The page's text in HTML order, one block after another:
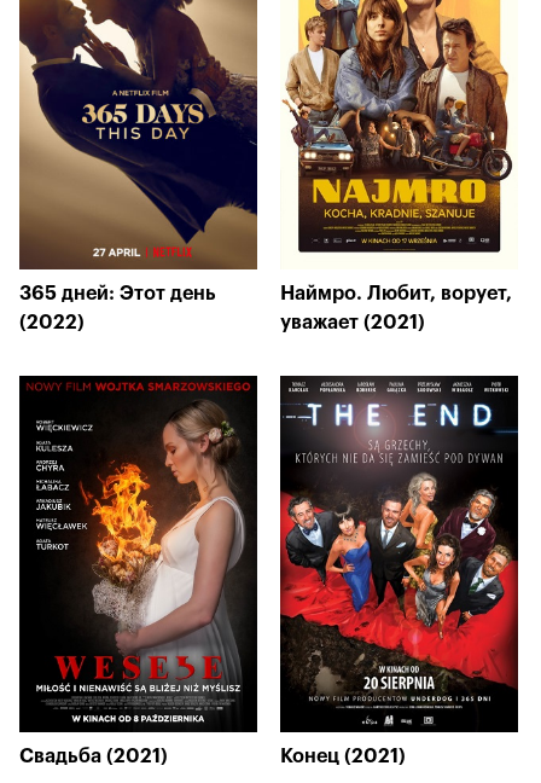
365 дней: Этот день
(2022)
Наймро. Любит, ворует,
уважает (2021)
Свадьба (2021) Конец (2021)